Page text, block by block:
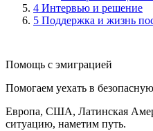
4 Интервью и решение
5 Поддержка и жизнь
Помощь с эмиграцией
Помогаем уехать в
Европа, США, Латинская
ситуацию, наметим путь.